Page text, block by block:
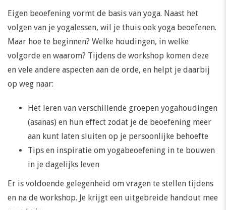
Eigen beoefening vormt de basis van yoga. Naast het
volgen van je yogalessen, wil je thuis ook yoga beoefenen.
Maar hoe te beginnen? Welke houdingen, in welke
volgorde en waarom? Tijdens de workshop komen deze
en vele andere aspecten aan de orde, en helpt je daarbij
op weg naar:
Het leren van verschillende groepen yogahoudingen
(asanas) en hun effect zodat je de beoefening meer
aan kunt laten sluiten op je persoonlijke behoefte
Tips en inspiratie om yogabeoefening in te bouwen
in je dagelijks leven
Er is voldoende gelegenheid om vragen te stellen tijdens
en na de workshop. Je krijgt een uitgebreide handout mee